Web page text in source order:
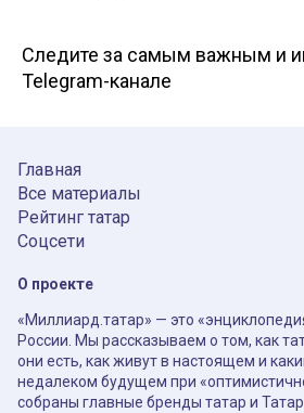
Следите за самым важным и
Telegram-канале
Главная
Все материалы
Рейтинг татар
Соцсети
О проекте
«Миллиард.татар» — это
России. Мы рассказываем о том, как
они есть, как живут в настоящем и
недалеком будущем при
собраны главные бренды татар и